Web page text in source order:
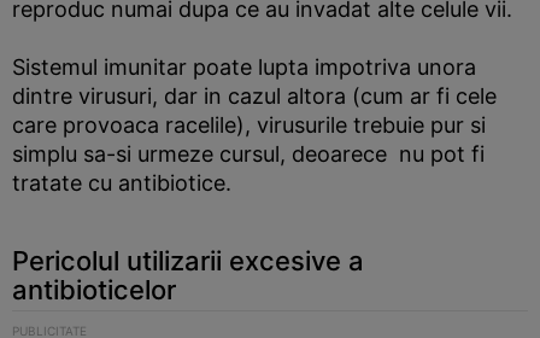
reproduc numai dupa ce au invadat alte celule vii.
Sistemul imunitar poate lupta impotriva unora
dintre virusuri, dar in cazul altora (cum ar fi cele
care provoaca racelile), virusurile trebuie pur si
simplu sa-si urmeze cursul, deoarece nu pot fi
tratate cu antibiotice.
Pericolul utilizarii excesive a
antibioticelor